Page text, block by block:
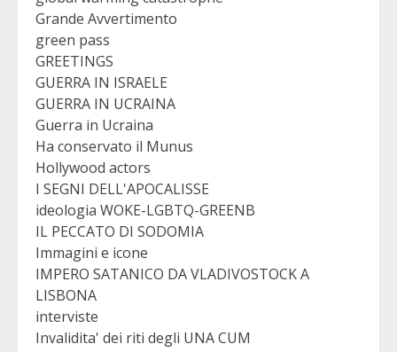
Grande Avvertimento
green pass
GREETINGS
GUERRA IN ISRAELE
GUERRA IN UCRAINA
Guerra in Ucraina
Ha conservato il Munus
Hollywood actors
I SEGNI DELL'APOCALISSE
ideologia WOKE-LGBTQ-GREENB
IL PECCATO DI SODOMIA
Immagini e icone
IMPERO SATANICO DA VLADIVOSTOCK A
LISBONA
interviste
Invalidita' dei riti degli UNA CUM